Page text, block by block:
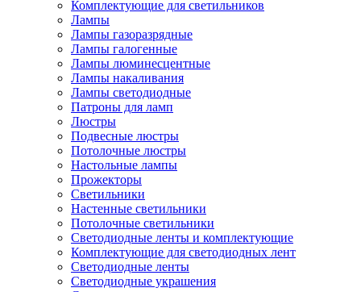
Комплектующие для светильников
Лампы
Лампы газоразрядные
Лампы галогенные
Лампы люминесцентные
Лампы накаливания
Лампы светодиодные
Патроны для ламп
Люстры
Подвесные люстры
Потолочные люстры
Настольные лампы
Прожекторы
Светильники
Настенные светильники
Потолочные светильники
Светодиодные ленты и комплектующие
Комплектующие для светодиодных лент
Светодиодные ленты
Светодиодные украшения